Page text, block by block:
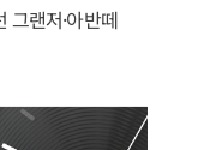
그랜저·아반떼